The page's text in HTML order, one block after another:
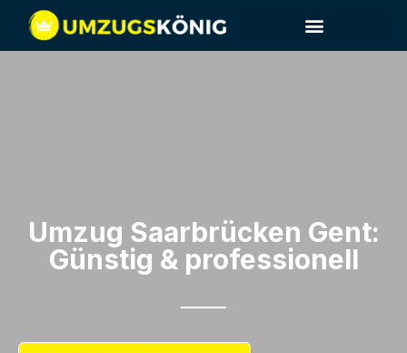
Umzug Saarbrücken​ Gent:
Günstig & professionell​